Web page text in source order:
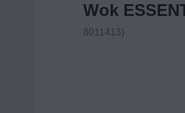
Wok
8011413)